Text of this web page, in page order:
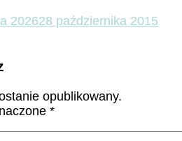
202628 października 2015
opublikowany.
*